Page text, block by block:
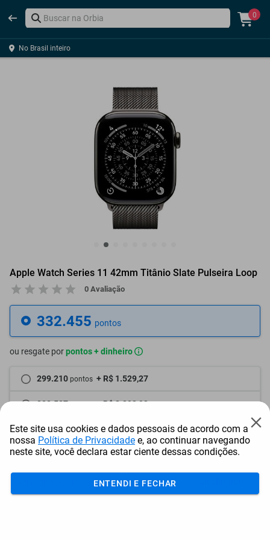
0
No Brasil inteiro
Apple Watch Series 11 42mm Titânio Slate Pulseira Loop
0 Avaliação
332.455 pontos
ou resgate porpontos + dinheiro
299.210 pontos + R$ 1.529,27
282.587 + R$ 2.293,93
265.964 pontos + R$ 3.058,59
Este site usa cookies e dados pessoais de acordo com a
nossa Política de Privacidade e, ao continuar navegando
neste site, você declara estar ciente dessas condições.
ENTENDI E FECHAR